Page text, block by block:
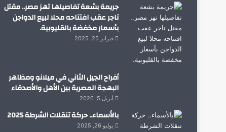
جريمة بشعة تفاصيلها تهز مصر.. مقتل
تاجر عقب افتتاحه محلا لبيع الدواجن
بأسعار مخفضة بالقليوبية.
فبراير 25, 2025
أفراح الجيل الثاني في ميلانو ومظاهر
البهجة المصرية بين الأهل والأصدقاء
أبريل 5, 2026
بالأسماء.. حركة تنقلات الشرطة 2025
يوليو 26, 2025